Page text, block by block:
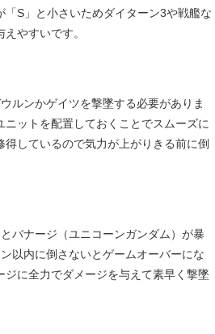
S」と小さいためダイターン3や戦艦な
やすいです。
ルンかゲイツを撃墜する必要がありま
ットを配置しておくことでスムーズに
しているので気力が上がりきる前に倒
バナージ（ユニコーンガンダム）が暴
以内に倒さないとゲームオーバーにな
に全力でダメージを与えて素早く撃墜